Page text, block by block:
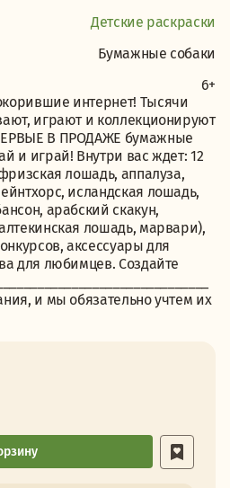
Детские раскраски
Бумажные собаки
6+
интернет! Тысячи
играют и коллекционируют
В ПРОДАЖЕ бумажные
и играй! Внутри вас ждет: 12
лошадь, аппалуза,
исландская лошадь,
арабский скакун,
лошадь, марвари),
аксессуары для
для любимцев. Создайте
и мы обязательно учтем их